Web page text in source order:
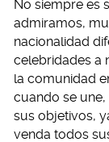
No siempre es
admiramos,
nacionalidad
celebridades a
la comunidad
cuando se
sus objetivos,
venda todos